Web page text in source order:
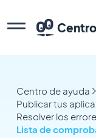
Centro de ayuda
Publicar tus
Resolver los
Lista de